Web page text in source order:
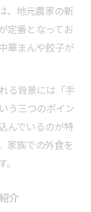
ニュー例
の工夫
まれる背景
いた理由
夫に注目
の歴史と背景
地域文化の
、地元農家の新
定番となってお
華まんや餃子が
る背景には「手
う三つのポイン
んでいるのが特
家族での外食を
介